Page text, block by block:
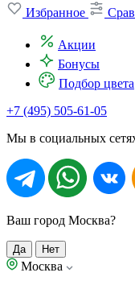
Избранное
Акции
Бонусы
Подбор цвета
+7 (495) 505-61-05
Мы в социальных
Ваш город Москва?
Да Нет
Москва